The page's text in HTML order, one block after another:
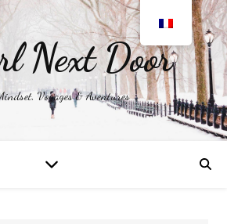
Next Door
Voyages & Aventures